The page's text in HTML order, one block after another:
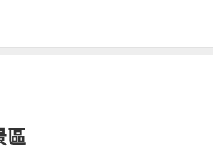
區